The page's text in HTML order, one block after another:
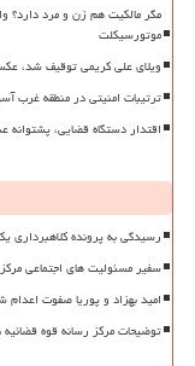
مگر مالکیت هم زن و مرد دارد؟
موتورسیکلت
ویلای علی کریمی توقیف شد،
ترتیبات امنیتی در منطقه غرب
اقتدار دستگاه قضایی،
رسیدگی به پرونده کلاهبرداری یک شرکت
سفیر مسئولیت های اجتماعی
امید بهزاد و پوریا صفوت اعدام
توضیحات مرکز رسانه قوه